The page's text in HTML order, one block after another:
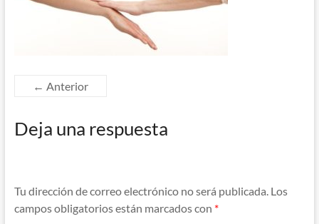
← Anterior
Deja una respuesta
Tu dirección de correo electrónico no será publicada. Los
campos obligatorios están marcados con *